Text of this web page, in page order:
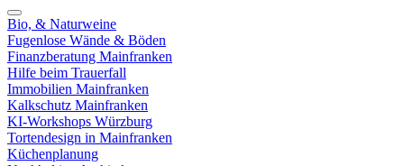
Bio, & Naturweine
Fugenlose Wände & Böden
Finanzberatung Mainfranken
Hilfe beim Trauerfall
Immobilien Mainfranken
Kalkschutz Mainfranken
KI-Workshops Würzburg
Tortendesign in Mainfranken
Küchenplanung